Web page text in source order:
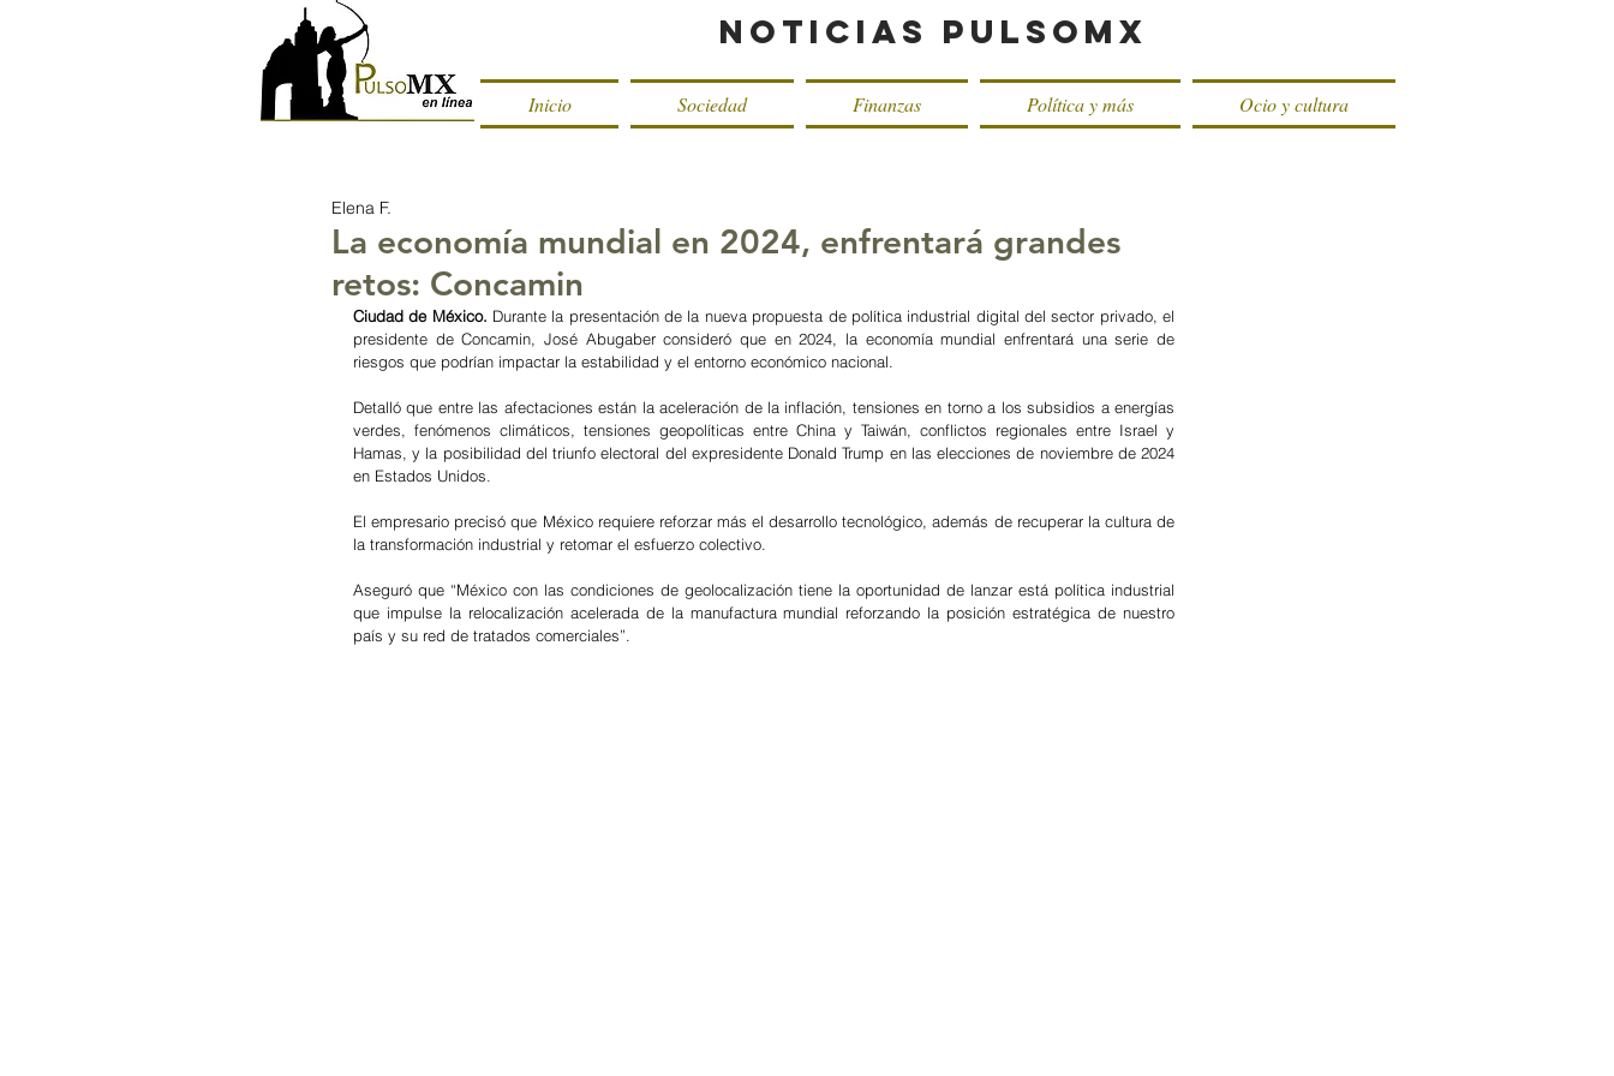
Noticias PulsoMX
Inicio Sociedad Finanzas Política y más Ocio y cultura
La economía mundial en 2024, enfrentará grandes
retos: Concamin
Elena F.
Ciudad de México. Durante la presentación de la nueva propuesta de política industrial digital del sector privado, el
presidente de Concamin, José Abugaber consideró que en 2024, la economía mundial enfrentará una serie de
riesgos que podrían impactar la estabilidad y el entorno económico nacional.
Detalló que entre las afectaciones están la aceleración de la inflación, tensiones en torno a los subsidios a energías
verdes, fenómenos climáticos, tensiones geopolíticas entre China y Taiwán, conflictos regionales entre Israel y
Hamas, y la posibilidad del triunfo electoral del expresidente Donald Trump en las elecciones de noviembre de 2024
en Estados Unidos.
El empresario precisó que México requiere reforzar más el desarrollo tecnológico, además de recuperar la cultura de
la transformación industrial y retomar el esfuerzo colectivo.
Aseguró que “México con las condiciones de geolocalización tiene la oportunidad de lanzar está política industrial
que impulse la relocalización acelerada de la manufactura mundial reforzando la posición estratégica de nuestro
país y su red de tratados comerciales”.